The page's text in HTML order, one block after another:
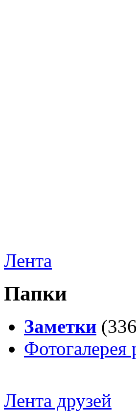
Лента
Папки
Заметки
Фотогалерея
Лента друзей